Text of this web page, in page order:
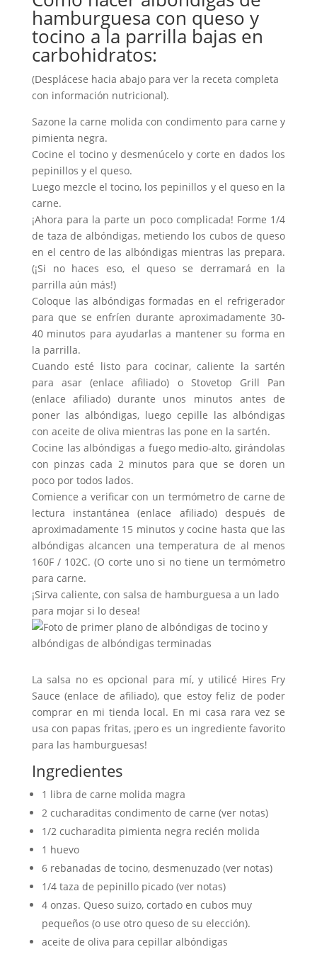
hamburguesa con queso y
tocino a la parrilla bajas en
carbohidratos:
(Desplácese hacia abajo para ver la receta completa
con información nutricional).
Sazone la carne molida con condimento para carne y
pimienta negra.
Cocine el tocino y desmenúcelo y corte en dados los
pepinillos y el queso.
Luego mezcle el tocino, los pepinillos y el queso en la
carne.
¡Ahora para la parte un poco complicada! Forme 1/4
de taza de albóndigas, metiendo los cubos de queso
en el centro de las albóndigas mientras las prepara.
(¡Si no haces eso, el queso se derramará en la
parrilla aún más!)
Coloque las albóndigas formadas en el refrigerador
para que se enfríen durante aproximadamente 30-
40 minutos para ayudarlas a mantener su forma en
la parrilla.
Cuando esté listo para cocinar, caliente la sartén
para asar (enlace afiliado) o Stovetop Grill Pan
(enlace afiliado) durante unos minutos antes de
poner las albóndigas, luego cepille las albóndigas
con aceite de oliva mientras las pone en la sartén.
Cocine las albóndigas a fuego medio-alto, girándolas
con pinzas cada 2 minutos para que se doren un
poco por todos lados.
Comience a verificar con un termómetro de carne de
lectura instantánea (enlace afiliado) después de
aproximadamente 15 minutos y cocine hasta que las
albóndigas alcancen una temperatura de al menos
160F / 102C. (O corte uno si no tiene un termómetro
para carne.
¡Sirva caliente, con salsa de hamburguesa a un lado
para mojar si lo desea!
La salsa no es opcional para mí, y utilicé Hires Fry
Sauce (enlace de afiliado), que estoy feliz de poder
comprar en mi tienda local. En mi casa rara vez se
usa con papas fritas, ¡pero es un ingrediente favorito
para las hamburguesas!
Ingredientes
1 libra de carne molida magra
2 cucharaditas condimento de carne (ver notas)
1/2 cucharadita pimienta negra recién molida
1 huevo
6 rebanadas de tocino, desmenuzado (ver notas)
1/4 taza de pepinillo picado (ver notas)
4 onzas. Queso suizo, cortado en cubos muy
pequeños (o use otro queso de su elección).
aceite de oliva para cepillar albóndigas